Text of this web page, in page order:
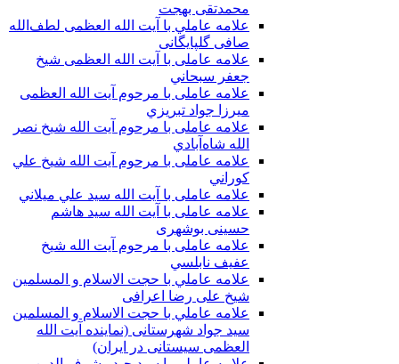
محمدتقی بهجت
علامه عاملي با آیت الله العظمی لطف‌الله
صافی گلپایگانی
علامه عاملی با آيت الله العظمى شيخ
جعفر سبحاني
علامه عاملی با مرحوم آيت الله العظمى
ميرزا جواد تبريزي
علامه عاملی با مرحوم آيت الله شيخ نصر
الله شاه‌آبادي
علامه عاملی با مرحوم آيت الله شيخ علي
كوراني
علامه عاملی با آیت الله سيد علي ميلاني
علامه عاملی با آيت الله سید هاشم
حسینی بوشهری
علامه عاملی با مرحوم آيت الله شيخ
عفيف نابلسي
علامه عاملي با حجت الاسلام و المسلمین
شیخ علی رضا اعرافی
علامه عاملي با حجت الاسلام و المسلمین
سید جواد شهرستانی (نماینده آیت الله
العظمى سیستانی در ایران)